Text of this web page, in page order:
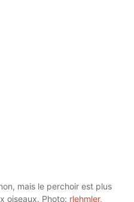
mais le perchoir est plus
oiseaux. Photo: rlehmler,